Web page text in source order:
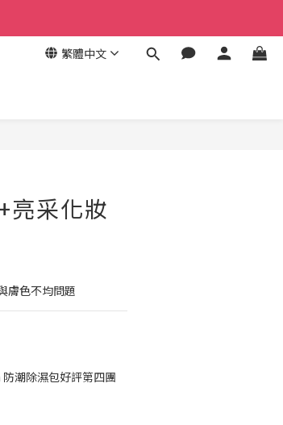
繁體中文
亮采化妝
膚色不均問題
潮除濕包好評第四團